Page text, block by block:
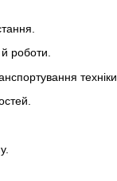
роботи.
техніки.